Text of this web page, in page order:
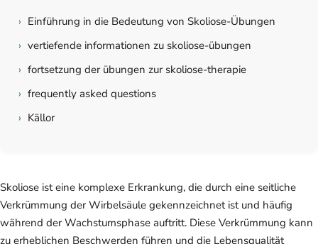
› Einführung in die Bedeutung von Skoliose-Übungen
› vertiefende informationen zu skoliose-übungen
› fortsetzung der übungen zur skoliose-therapie
› frequently asked questions
› Källor
Skoliose ist eine komplexe Erkrankung, die durch eine seitliche
Verkrümmung der Wirbelsäule gekennzeichnet ist und häufig
während der Wachstumsphase auftritt. Diese Verkrümmung kann
zu erheblichen Beschwerden führen und die Lebensqualität